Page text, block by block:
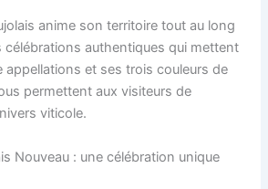
anime son territoire tout au long
célébrations authentiques qui mettent
appellations et ses trois couleurs de
permettent aux visiteurs de
viticole.
Nouveau : une célébration unique